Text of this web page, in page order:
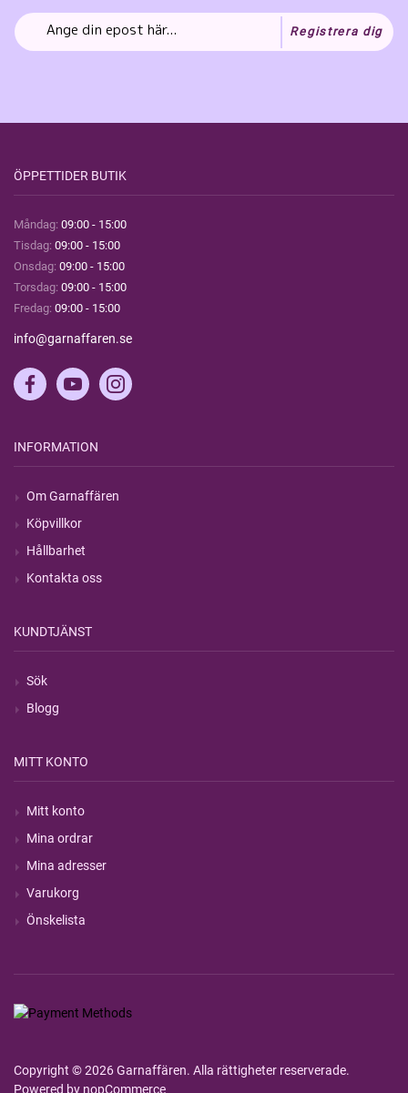
Registrera dig
ÖPPETTIDER BUTIK
Måndag: 09:00 - 15:00
Tisdag: 09:00 - 15:00
Onsdag: 09:00 - 15:00
Torsdag: 09:00 - 15:00
Fredag: 09:00 - 15:00
info@garnaffaren.se
INFORMATION
Om Garnaffären
Köpvillkor
Hållbarhet
Kontakta oss
KUNDTJÄNST
Sök
Blogg
MITT KONTO
Mitt konto
Mina ordrar
Mina adresser
Varukorg
Önskelista
Copyright © 2026 Garnaffären. Alla rättigheter reserverade.
Powered by nopCommerce